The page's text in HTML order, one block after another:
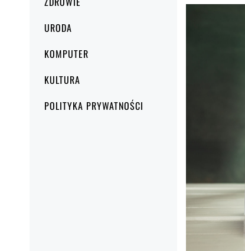
URODA
KOMPUTER
KULTURA
POLITYKA PRYWATNOŚCI